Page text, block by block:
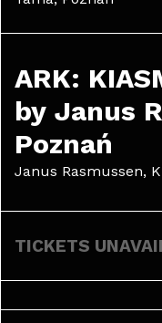
ARK:
by Janus
Poznań
Janus Rasmussen,
TICKETS